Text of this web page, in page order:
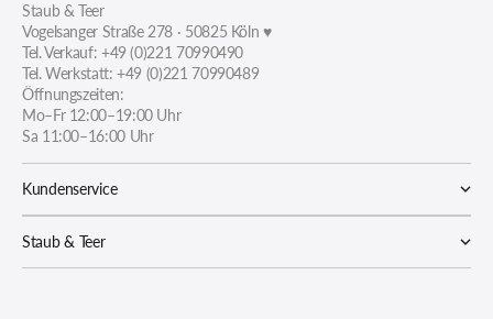
Staub & Teer
Vogelsanger Straße 278 · 50825 Köln ♥
Tel. Verkauf: +49 (0)221 70990490
Tel. Werkstatt: +49 (0)221 70990489
Öffnungszeiten:
Mo–Fr 12:00–19:00 Uhr
Sa 11:00–16:00 Uhr
Kundenservice
Staub & Teer